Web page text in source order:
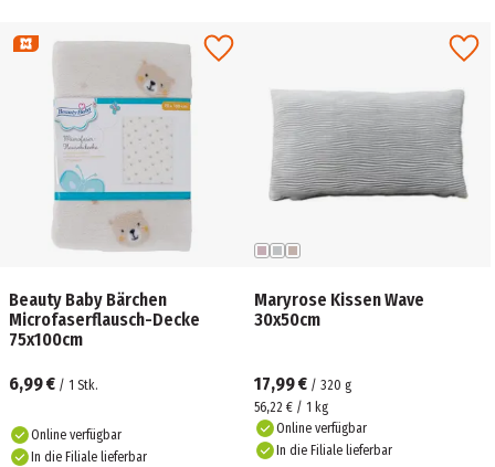
Beauty Baby Bärchen
Microfaserflausch-Decke
75x100cm
6,99 € / 1 Stk.
Online verfügbar
In die Filiale lieferbar
Maryrose Kissen Wave
30x50cm
17,99 € / 320 g
56,22 € / 1 kg
Online verfügbar
In die Filiale lieferbar